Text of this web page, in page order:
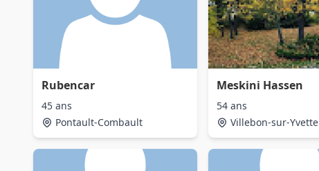
Rubencar
45 ans
Pontault-Combault
Meskini Hassen
54 ans
Villebon-sur-Yvette